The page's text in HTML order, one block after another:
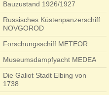
Bauzustand 1926/1927
Russisches Küstenpanzerschiff
NOVGOROD
Forschungsschiff METEOR
Museumsdampfyacht MEDEA
Die Galiot Stadt Elbing von
1738